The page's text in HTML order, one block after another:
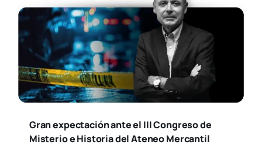
Gran expectación ante el III Congreso de
Misterio e Historia del Ateneo Mercantil